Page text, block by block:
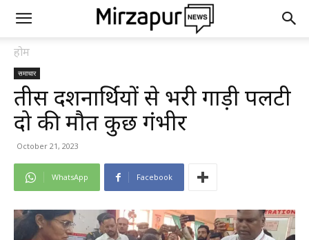
होम
समाचार
तीस दर्शनार्थियों से भरी गाड़ी पलटी
दो की मौत कुछ गंभीर
October 21, 2023
WhatsApp Facebook